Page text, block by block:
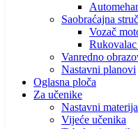
Saobraćajna
Vozač
Vanredno
Nastavni planovi
Oglasna ploča
Za učenike
Nastavni
Vijeće učenika